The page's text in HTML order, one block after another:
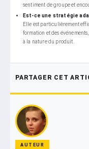
sentiment de groupe et
Est-ce une stratégie
Elle est particulièrement
formation et des
à la nature du produit.
PARTAGER CET
AUTEUR